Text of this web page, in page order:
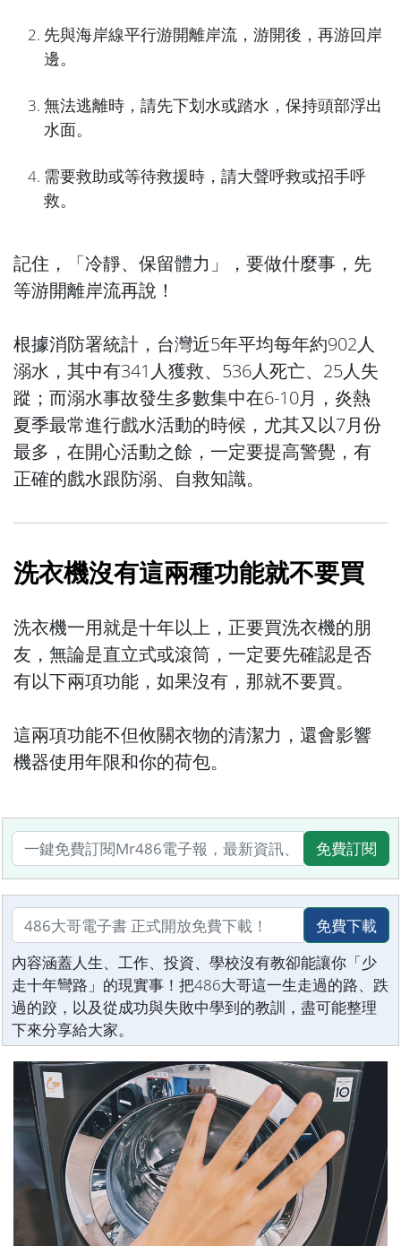
先與海岸線平行游開離岸流，游開後，再游回岸
邊。
無法逃離時，請先下划水或踏水，保持頭部浮出
水面。
需要救助或等待救援時，請大聲呼救或招手呼
救。
記住，「冷靜、保留體力」，要做什麼事，先
等游開離岸流再說！
根據消防署統計，台灣近5年平均每年約902人
溺水，其中有341人獲救、536人死亡、25人失
蹤；而溺水事故發生多數集中在6-10月，炎熱
夏季最常進行戲水活動的時候，尤其又以7月份
最多，在開心活動之餘，一定要提高警覺，有
正確的戲水跟防溺、自救知識。
洗衣機沒有這兩種功能就不要買
洗衣機一用就是十年以上，正要買洗衣機的朋
友，無論是直立式或滾筒，一定要先確認是否
有以下兩項功能，如果沒有，那就不要買。
這兩項功能不但攸關衣物的清潔力，還會影響
機器使用年限和你的荷包。
免費訂閱
免費下載
內容涵蓋人生、工作、投資、學校沒有教卻能讓你「少
走十年彎路」的現實事！把486大哥這一生走過的路、跌
過的跤，以及從成功與失敗中學到的教訓，盡可能整理
下來分享給大家。